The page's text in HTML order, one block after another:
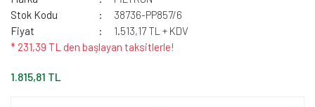
Stok Kodu
38736-PP857/6
Fiyat
1.513,17 TL + KDV
* 231,39 TL den başlayan taksitlerle!
1.815,81 TL